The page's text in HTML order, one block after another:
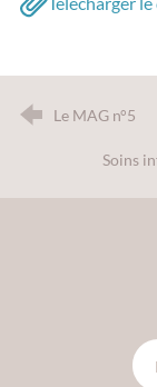
Le MAG n°5
Soins